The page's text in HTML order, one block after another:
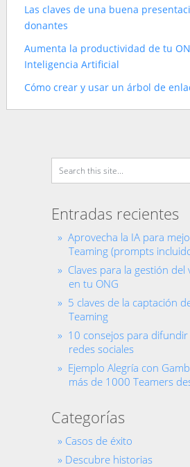
Las claves de una buena
donantes
Aumenta la productividad de tu
Inteligencia Artificial
Cómo crear y usar un árbol de
Entradas recientes
Aprovecha la IA para
Teaming (prompts
Claves para la gestión
en tu ONG
5 claves de la captación
Teaming
10 consejos para
redes sociales
Ejemplo Alegría con
más de 1000 Teamers
Categorías
Casos de éxito
Descubre historias